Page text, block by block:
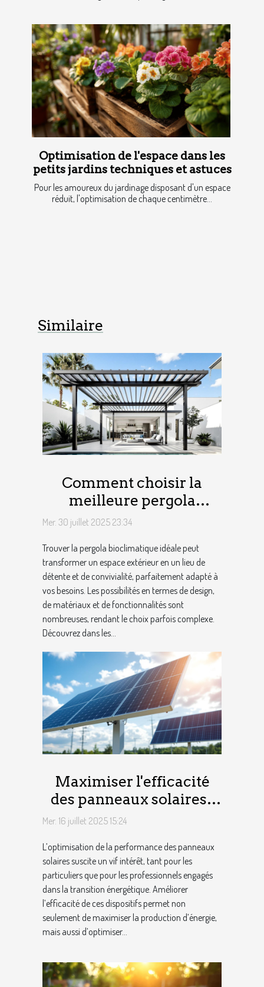
Optimisation de l'espace dans les
petits jardins techniques et astuces
Pour les amoureux du jardinage disposant d'un espace
réduit, l'optimisation de chaque centimètre...
Similaire
Comment choisir la
meilleure pergola
bioclimatique pour votre
Mer. 30 juillet 2025 23:34
Trouver la pergola bioclimatique idéale peut
transformer un espace extérieur en un lieu de
détente et de convivialité, parfaitement adapté à
vos besoins. Les possibilités en termes de design,
de matériaux et de fonctionnalités sont
nombreuses, rendant le choix parfois complexe.
Découvrez dans les...
Maximiser l'efficacité
des panneaux solaires :
Conseils et techniques
Mer. 16 juillet 2025 15:24
L’optimisation de la performance des panneaux
solaires suscite un vif intérêt, tant pour les
particuliers que pour les professionnels engagés
dans la transition énergétique. Améliorer
l’efficacité de ces dispositifs permet non
seulement de maximiser la production d’énergie,
mais aussi d’optimiser...